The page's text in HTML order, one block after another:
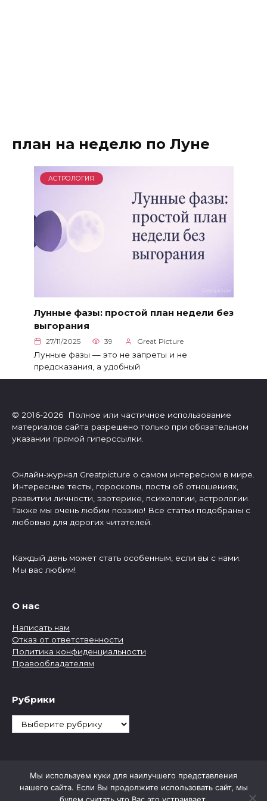
план на неделю по Луне
АСТРОЛОГИЯ
Лунные фазы: простой план недели без
выгорания
27/11/2025 39 Great Picture
Лунные фазы — это не запреты и не
предсказания, а удобный
© 2016-2026 Полное или частичное использование
материалов сайта разрешено только при обязательном
указании прямой гиперссылки.
Онлайн-журнал Greatpicture о самом интересном в мире.
Интересные тесты, гороскопы, посты об отношениях,
развитии личности, эзотерике, психологии, астрологии.
Также мы очень любим поэзию! Все статьи подобраны с
любовью для дорогих читателей.
Каждый день может стать особенным, если вы с нами.
Мы вас любим!
О нас
Написать нам
Отказ от ответственности
Политика конфиденциальности
Правообладателям
Рубрики
Рубрики
Мы используем куки для наилучшего представления
нашего сайта. Если Вы продолжите использовать сайт, мы